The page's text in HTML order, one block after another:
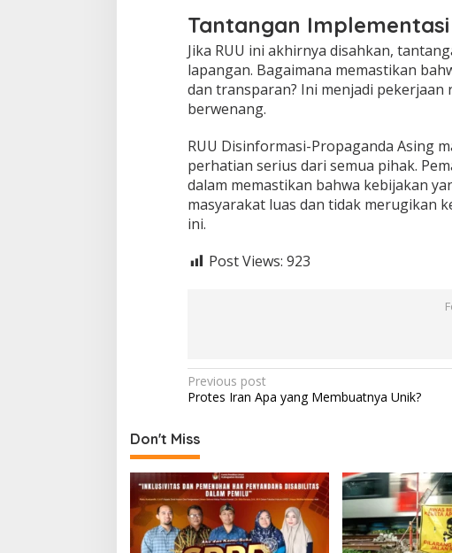
Tantangan Implementasi
Jika RUU ini akhirnya disahkan,
lapangan. Bagaimana memastikan
dan transparan? Ini menjadi
berwenang.
RUU Disinformasi-Propaganda Asing
perhatian serius dari semua pihak.
dalam memastikan bahwa kebijakan
masyarakat luas dan tidak merugikan
ini.
Post Views: 923
Post
navigation
Previous post
Protes Iran Apa yang Membuatnya Unik?
Don't Miss